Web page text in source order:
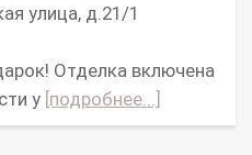
улица, д.21/1
Отделка включена
у [подробнее...]